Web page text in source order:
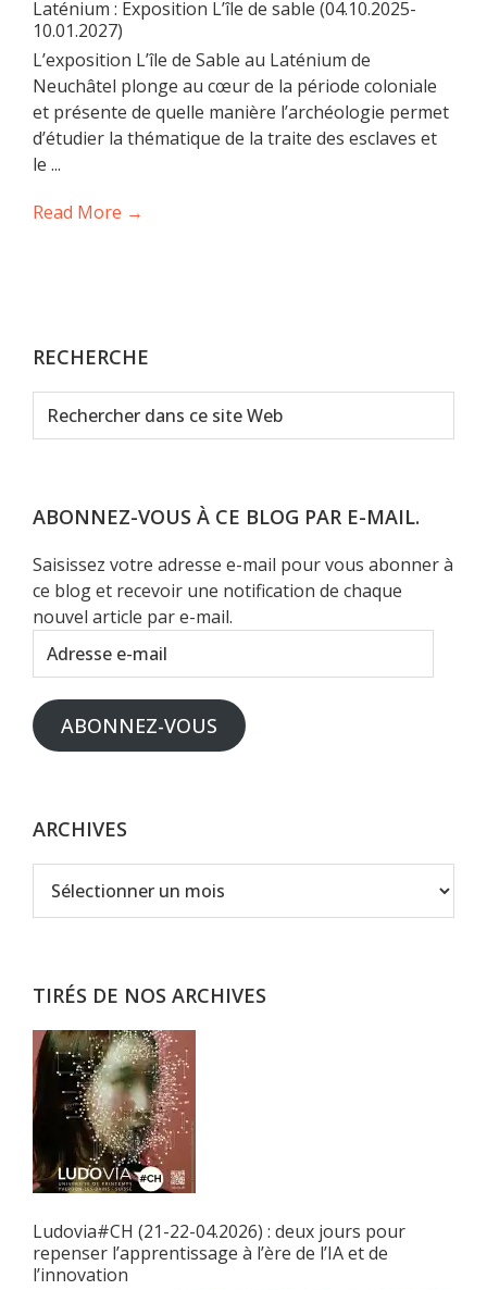
Laténium : Exposition L’île de sable (04.10.2025-
10.01.2027)
L’exposition L’île de Sable au Laténium de
Neuchâtel plonge au cœur de la période coloniale
et présente de quelle manière l’archéologie permet
d’étudier la thématique de la traite des esclaves et
le ...
Read More →
RECHERCHE
Rechercher
dans
Web
ABONNEZ-VOUS À CE BLOG PAR E-MAIL.
Saisissez votre adresse e-mail pour vous abonner à
ce blog et recevoir une notification de chaque
nouvel article par e-mail.
Adresse
e-
mail
ABONNEZ-VOUS
ARCHIVES
TIRÉS DE NOS ARCHIVES
Ludovia#CH (21-22-04.2026) : deux jours pour
repenser l’apprentissage à l’ère de l’IA et de
l’innovation